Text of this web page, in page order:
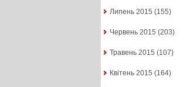
Липень 2015 (155)
Червень 2015 (203)
Травень 2015 (107)
Квітень 2015 (164)